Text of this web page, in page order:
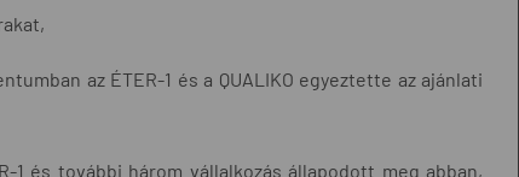
az ÉTER-1 és a QUALIKO egyeztette az ajánlati
1 és további három vállalkozás állapodott meg abban,